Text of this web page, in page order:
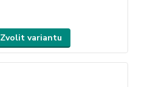
Zvolit variantu